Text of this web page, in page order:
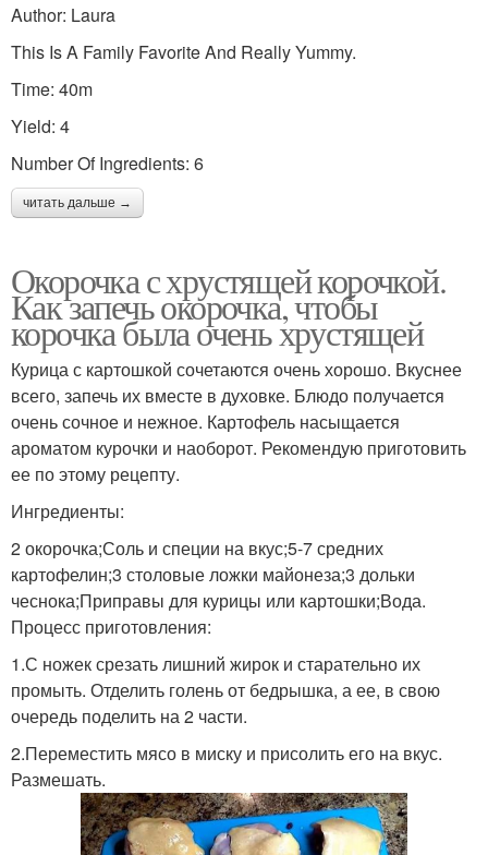
Author: Laura
This Is A Family Favorite And Really Yummy.
Time: 40m
Yield: 4
Number Of Ingredients: 6
читать дальше →
Окорочка с хрустящей корочкой.
Как запечь окорочка, чтобы
корочка была очень хрустящей
Курица с картошкой сочетаются очень хорошо. Вкуснее
всего, запечь их вместе в духовке. Блюдо получается
очень сочное и нежное. Картофель насыщается
ароматом курочки и наоборот. Рекомендую приготовить
ее по этому рецепту.
Ингредиенты:
2 окорочка;Соль и специи на вкус;5-7 средних
картофелин;3 столовые ложки майонеза;3 дольки
чеснока;Приправы для курицы или картошки;Вода.
Процесс приготовления:
1.С ножек срезать лишний жирок и старательно их
промыть. Отделить голень от бедрышка, а ее, в свою
очередь поделить на 2 части.
2.Переместить мясо в миску и присолить его на вкус.
Размешать.